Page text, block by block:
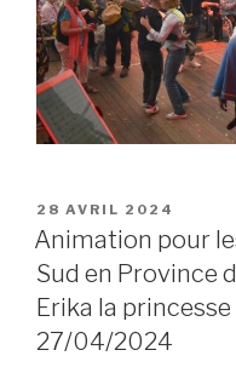
POSTED
ON
28 AVRIL 2024
Animation pour
Sud en Province
Erika la
27/04/2024